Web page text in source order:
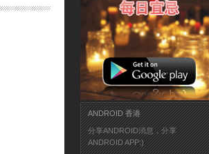
ANDROID 香港
分享ANDROID消息，分享
ANDROID APP:)